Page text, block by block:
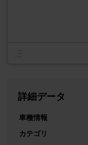
詳細データ
車種情報
カテゴリ